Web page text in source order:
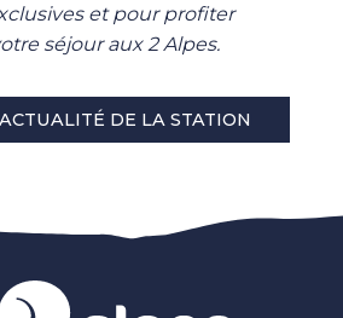
et pour profiter
séjour aux 2 Alpes.
DE LA STATION